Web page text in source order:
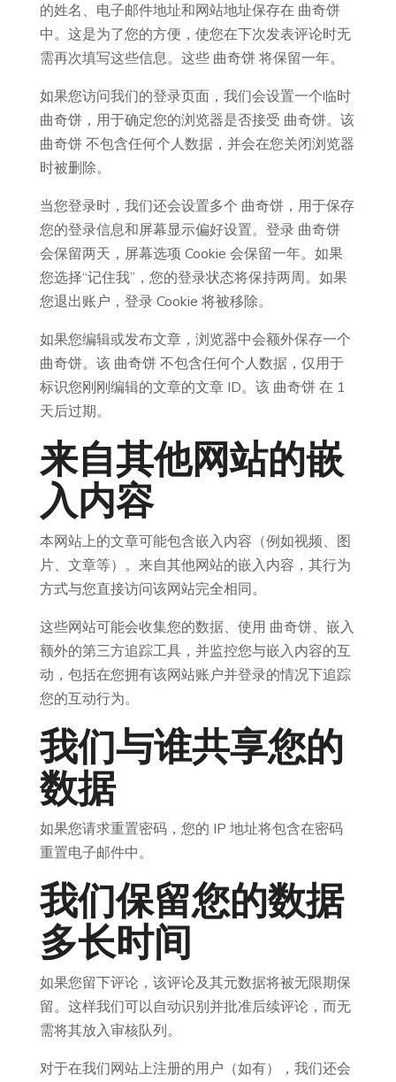
的姓名、电子邮件地址和网站地址保存在 曲奇饼
中。这是为了您的方便，使您在下次发表评论时无
需再次填写这些信息。这些 曲奇饼 将保留一年。
如果您访问我们的登录页面，我们会设置一个临时
曲奇饼，用于确定您的浏览器是否接受 曲奇饼。该
曲奇饼 不包含任何个人数据，并会在您关闭浏览器
时被删除。
当您登录时，我们还会设置多个 曲奇饼，用于保存
您的登录信息和屏幕显示偏好设置。登录 曲奇饼
会保留两天，屏幕选项 Cookie 会保留一年。如果
您选择“记住我”，您的登录状态将保持两周。如果
您退出账户，登录 Cookie 将被移除。
如果您编辑或发布文章，浏览器中会额外保存一个
曲奇饼。该 曲奇饼 不包含任何个人数据，仅用于
标识您刚刚编辑的文章的文章 ID。该 曲奇饼 在 1
天后过期。
来自其他网站的嵌
入内容
本网站上的文章可能包含嵌入内容（例如视频、图
片、文章等）。来自其他网站的嵌入内容，其行为
方式与您直接访问该网站完全相同。
这些网站可能会收集您的数据、使用 曲奇饼、嵌入
额外的第三方追踪工具，并监控您与嵌入内容的互
动，包括在您拥有该网站账户并登录的情况下追踪
您的互动行为。
我们与谁共享您的
数据
如果您请求重置密码，您的 IP 地址将包含在密码
重置电子邮件中。
我们保留您的数据
多长时间
如果您留下评论，该评论及其元数据将被无限期保
留。这样我们可以自动识别并批准后续评论，而无
需将其放入审核队列。
对于在我们网站上注册的用户（如有），我们还会